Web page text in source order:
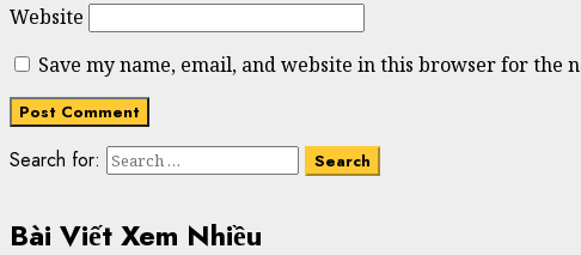
Website
Save my name, email, and website in this browser for the
Search for:
Bài Viết Xem Nhiều